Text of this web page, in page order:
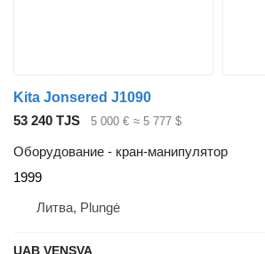
Kita Jonsered J1090
53 240 TJS
5 000 € ≈ 5 777 $
Оборудование - кран-манипулятор
1999
Литва, Plungė
UAB VENSVA